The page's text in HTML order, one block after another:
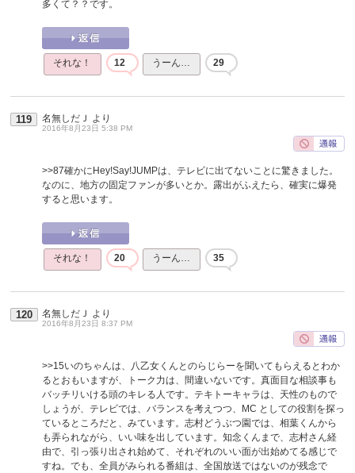
多くて？？です。
それな！ 12 うーん… 29
119 名無しだＪ より
2016年8月23日 5:38 PM
>>87確かにHey!Say!JUMPは、テレビに出てないことに驚きました。
なのに、地方の固定ファンが多いとか。露出がふえたら、確実に爆発
すると思います。
それな！ 20 うーん… 35
120 名無しだＪ より
2016年8月23日 8:37 PM
>>15いのちゃんは、八乙女くんとのらじらーを聞いてもらえるとわか
るとおもいますが、トーク力は、間違いないです。真面目な相談事も
バッチリいける頭のキレる人です。テキトーキャラは、天性のもので
しょうが、テレビでは、バランスを考えつつ、MC としての役割を探っ
ているところだと、みています。志村どうぶつ園では、相葉くんから
も弄られながら、いい味を出しています。知念くんまで、志村さん経
由で、引っ張り出され始めて、それぞれのいい面が出始めてる感じで
すね。でも、全員がみられる番組は、全国放送ではないのが残念で